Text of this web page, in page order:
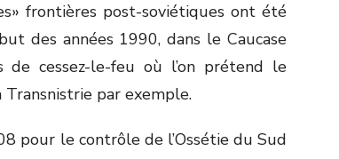
frontières post-soviétiques ont été
des années 1990, dans le Caucase
cessez-le-feu où l’on prétend le
par exemple.
pour le contrôle de l’Ossétie du Sud